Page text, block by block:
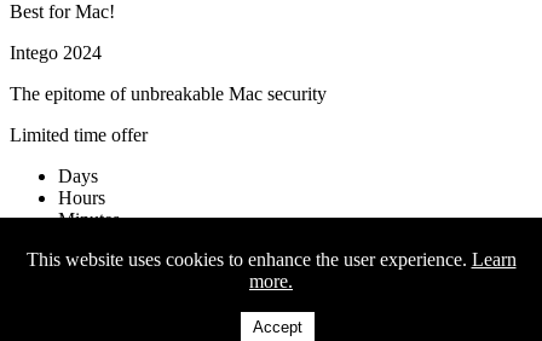
This website uses cookies to enhance the user experience. Learn
more.
Accept
Best for Mac!
Intego 2024
The epitome of unbreakable Mac security
Limited time offer
Days
Hours
Minutes